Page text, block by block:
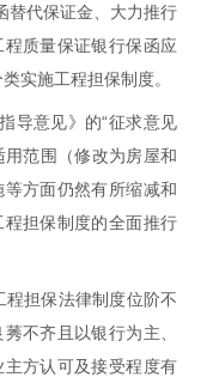
替代保证金、大力推行
质量保证银行保函应
实施工程担保制度。
导意见》的“征求意见
用范围（修改为房屋和
方面仍然有所缩减和
担保制度的全面推行
担保法律制度位阶不
不齐且以银行为主、
方认可及接受程度有